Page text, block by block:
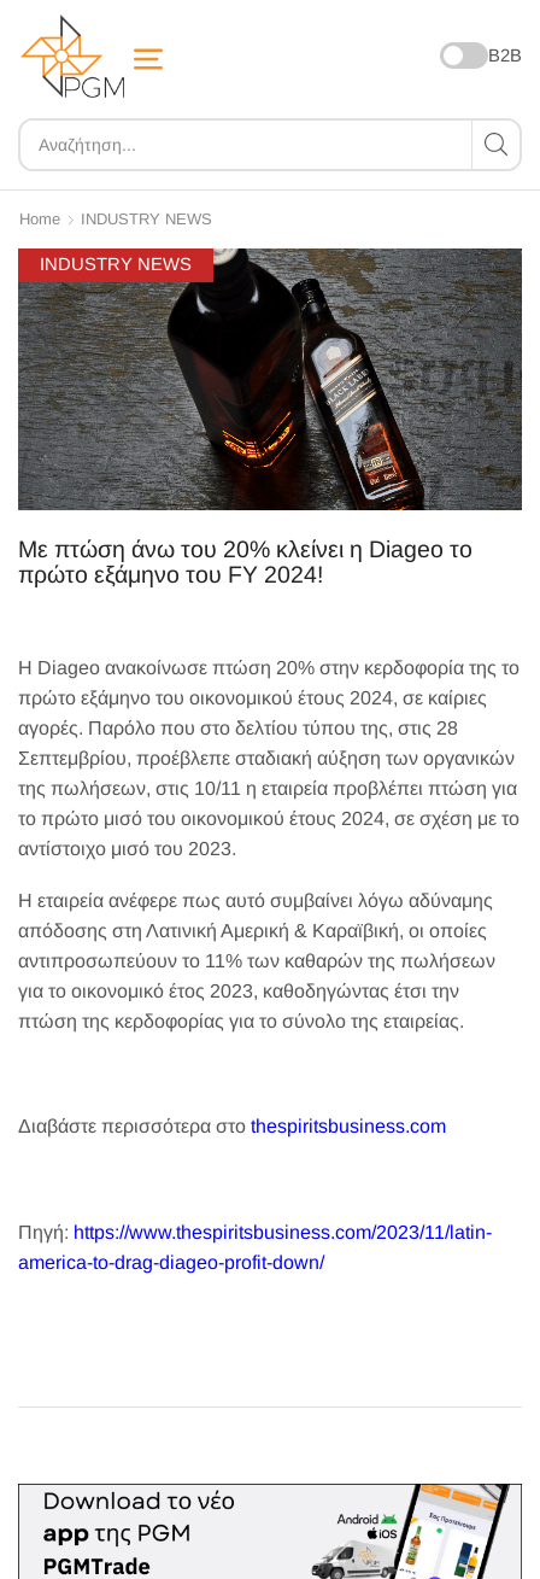
B2B
Home INDUSTRY NEWS
INDUSTRY NEWS
Με πτώση άνω του 20% κλείνει η Diageo το
πρώτο εξάμηνο του FY 2024!
Η Diageo ανακοίνωσε πτώση 20% στην κερδοφορία της το
πρώτο εξάμηνο του οικονομικού έτους 2024, σε καίριες
αγορές. Παρόλο που στο δελτίου τύπου της, στις 28
Σεπτεμβρίου, προέβλεπε σταδιακή αύξηση των οργανικών
της πωλήσεων, στις 10/11 η εταιρεία προβλέπει πτώση για
το πρώτο μισό του οικονομικού έτους 2024, σε σχέση με το
αντίστοιχο μισό του 2023.
Η εταιρεία ανέφερε πως αυτό συμβαίνει λόγω αδύναμης
απόδοσης στη Λατινική Αμερική & Καραϊβική, οι οποίες
αντιπροσωπεύουν το 11% των καθαρών της πωλήσεων
για το οικονομικό έτος 2023, καθοδηγώντας έτσι την
πτώση της κερδοφορίας για το σύνολο της εταιρείας.
Διαβάστε περισσότερα στο thespiritsbusiness.com
Πηγή: https://www.thespiritsbusiness.com/2023/11/latin-
america-to-drag-diageo-profit-down/